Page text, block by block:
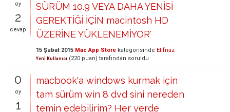
oy
2
cevap
SÜRÜM 10.9 VEYA DAHA YENİSİ
GEREKTİĞİ İÇİN macintosh HD
ÜZERİNE YÜKLENEMİYOR'
15 Şubat 2015 Mac App Store kategorisinde Elifnaz
Yeni Kullanıcı (220 puan) tarafından soruldu
0
oy
1
macbook'a windows kurmak için
tam sürüm win 8 dvd sini nereden
temin edebilirim? Her yerde